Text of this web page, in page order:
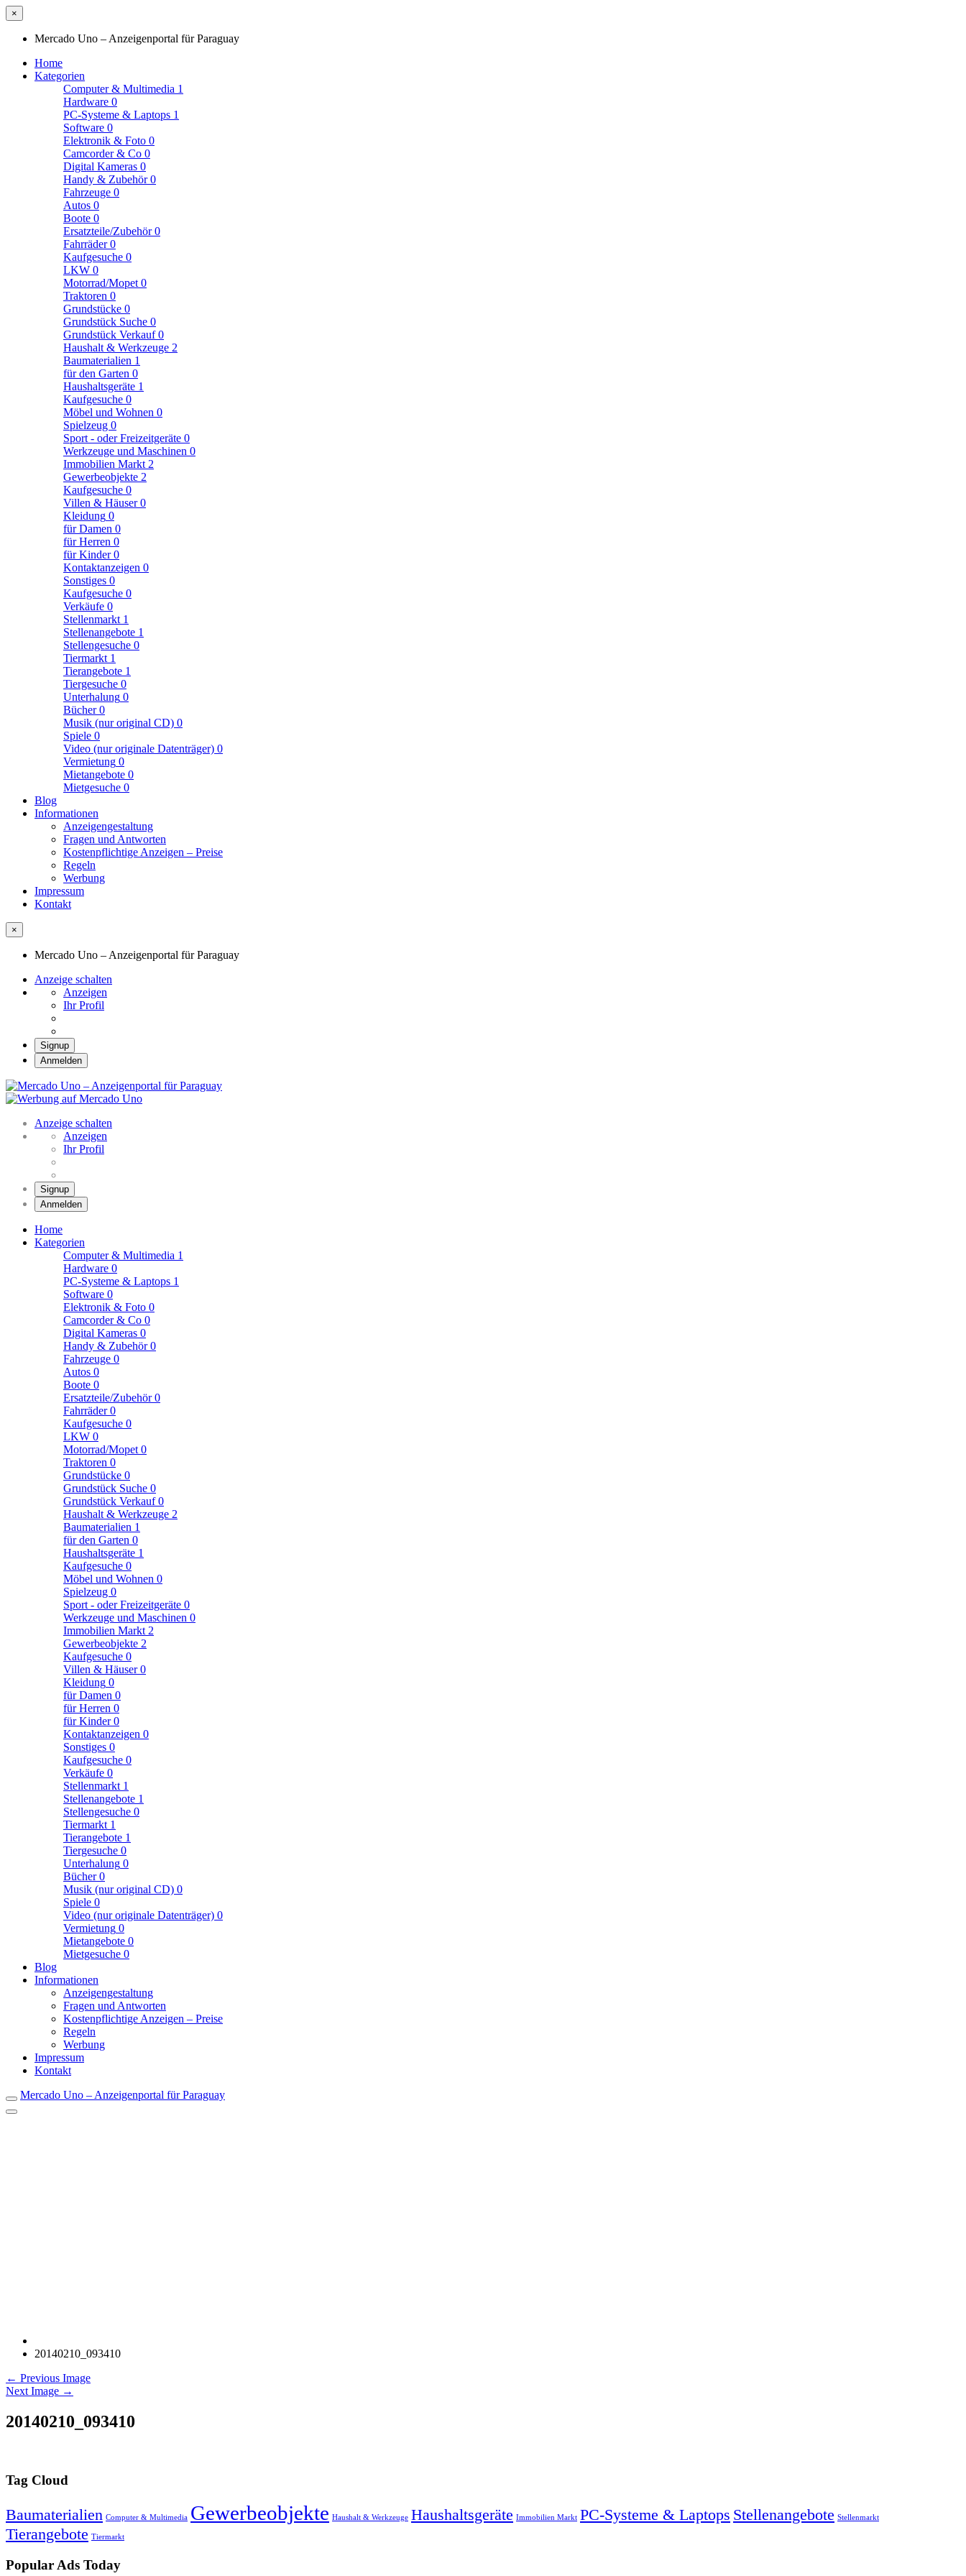
×
Mercado Uno – Anzeigenportal für Paraguay
Home
Kategorien
Computer & Multimedia 1
Hardware 0
PC-Systeme & Laptops 1
Software 0
Elektronik & Foto 0
Camcorder & Co 0
Digital Kameras 0
Handy & Zubehör0
Fahrzeuge 0
Autos 0
Boote 0
Ersatzteile/Zubehör0
Fahrräder0
Kaufgesuche 0
LKW 0
Motorrad/Mopet 0
Traktoren 0
Grundstücke 0
Grundstück Suche 0
Grundstück Verkauf0
Haushalt & Werkzeuge 2
Baumaterialien 1
für den Garten 0
Haushaltsgeräte 1
Kaufgesuche 0
Möbel und Wohnen 0
Spielzeug 0
Sport - oder Freizeitgeräte 0
Werkzeuge und Maschinen 0
Immobilien Markt 2
Gewerbeobjekte 2
Kaufgesuche 0
Villen & Häuser0
Kleidung 0
für Damen 0
für Herren 0
für Kinder0
Kontaktanzeigen 0
Sonstiges 0
Kaufgesuche 0
Verkäufe 0
Stellenmarkt 1
Stellenangebote 1
Stellengesuche 0
Tiermarkt 1
Tierangebote 1
Tiergesuche 0
Unterhalung 0
Bücher0
Musik (nur original CD) 0
Spiele 0
Video (nur originale Datenträger) 0
Vermietung 0
Mietangebote 0
Mietgesuche 0
Blog
Informationen
Anzeigengestaltung
Fragen und Antworten
Kostenpflichtige Anzeigen – Preise
Regeln
Werbung
Impressum
Kontakt
×
Mercado Uno – Anzeigenportal für Paraguay
Anzeige schalten
Anzeigen
Ihr Profil
Signup
Anmelden
Anzeige schalten
Anzeigen
Ihr Profil
Signup
Anmelden
Home
Kategorien
Computer & Multimedia 1
Hardware 0
PC-Systeme & Laptops 1
Software 0
Elektronik & Foto 0
Camcorder & Co 0
Digital Kameras 0
Handy & Zubehör0
Fahrzeuge 0
Autos 0
Boote 0
Ersatzteile/Zubehör0
Fahrräder0
Kaufgesuche 0
LKW 0
Motorrad/Mopet 0
Traktoren 0
Grundstücke 0
Grundstück Suche 0
Grundstück Verkauf0
Haushalt & Werkzeuge 2
Baumaterialien 1
für den Garten 0
Haushaltsgeräte 1
Kaufgesuche 0
Möbel und Wohnen 0
Spielzeug 0
Sport - oder Freizeitgeräte 0
Werkzeuge und Maschinen 0
Immobilien Markt 2
Gewerbeobjekte 2
Kaufgesuche 0
Villen & Häuser0
Kleidung 0
für Damen 0
für Herren 0
für Kinder0
Kontaktanzeigen 0
Sonstiges 0
Kaufgesuche 0
Verkäufe 0
Stellenmarkt 1
Stellenangebote 1
Stellengesuche 0
Tiermarkt 1
Tierangebote 1
Tiergesuche 0
Unterhalung 0
Bücher0
Musik (nur original CD) 0
Spiele 0
Video (nur originale Datenträger) 0
Vermietung 0
Mietangebote 0
Mietgesuche 0
Blog
Informationen
Anzeigengestaltung
Fragen und Antworten
Kostenpflichtige Anzeigen – Preise
Regeln
Werbung
Impressum
Kontakt
Mercado Uno – Anzeigenportal für Paraguay
20140210_093410
← Previous Image
Next Image →
20140210_093410
Tag Cloud
Baumaterialien Computer & Multimedia Gewerbeobjekte Haushalt & Werkzeuge Haushaltsgeräte Immobilien Markt PC-Systeme & Laptops Stellenangebote Stellenmarkt
Tierangebote Tiermarkt
Popular Ads Today